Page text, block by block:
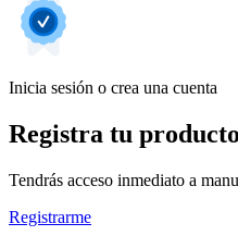
Inicia sesión o crea una cuenta
Registra tu producto
Tendrás acceso inmediato a
Registrarme